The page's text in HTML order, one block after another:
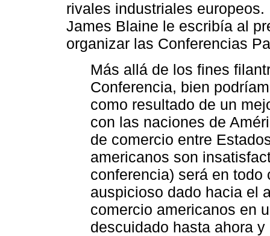
rivales industriales
James Blaine le escribía al
organizar las Conferencias
Más allá de los fines
Conferencia, bien
como resultado de un
con las naciones de
de comercio entre
americanos son
conferencia) será en
auspicioso dado hacia el
comercio americanos en
descuidado hasta ahora